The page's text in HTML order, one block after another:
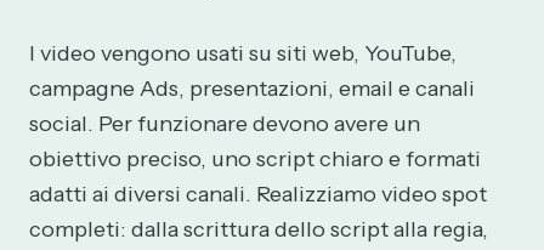
I video vengono usati su siti web, YouTube,
campagne Ads, presentazioni, email e canali
social. Per funzionare devono avere un
obiettivo preciso, uno script chiaro e formati
adatti ai diversi canali. Realizziamo video spot
completi: dalla scrittura dello script alla regia,